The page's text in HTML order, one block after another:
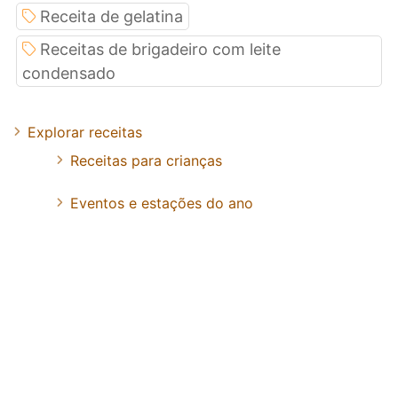
Receita de gelatina
Receitas de brigadeiro com leite
condensado
Explorar receitas
Receitas para crianças
Eventos e estações do ano